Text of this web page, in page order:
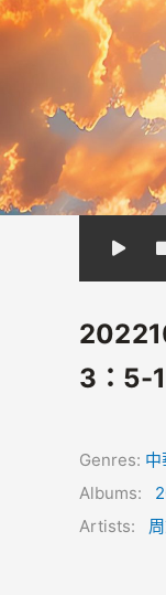
3：5-
Genres: 中
Albums:
Artists: